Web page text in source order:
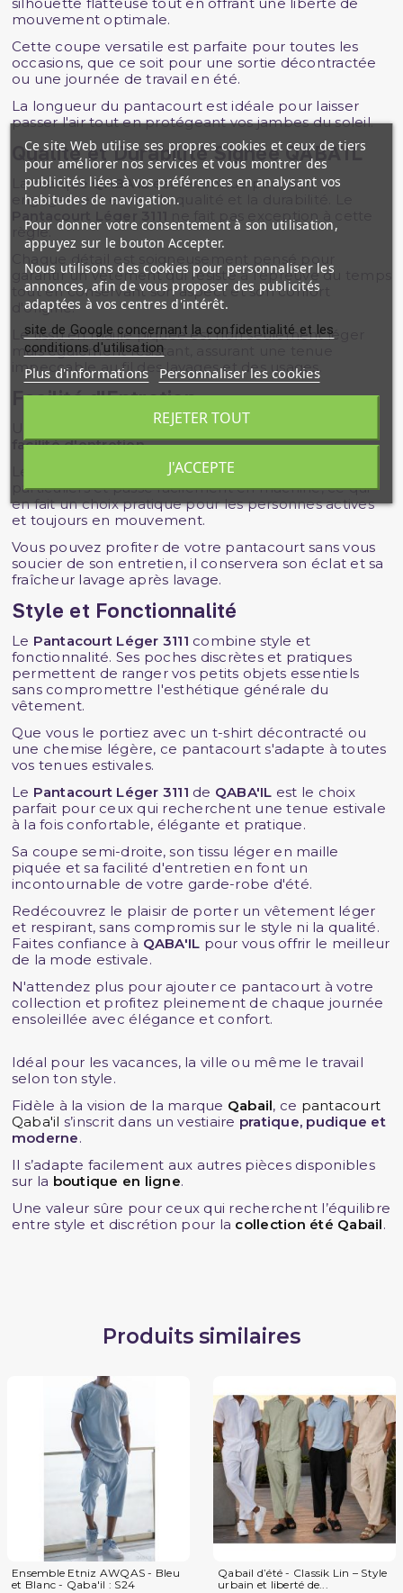
mouvement optimale.
Cette coupe versatile est parfaite pour toutes les
occasions, que ce soit pour une sortie décontractée
ou une journée de travail en été.
La longueur du pantacourt est idéale pour laisser
passer l'air tout en protégeant vos jambes du soleil.
Qualité et Durabilité Signée QABA'IL
La marqueQABA'ILest reconnue pour son
engagement envers la qualité et la durabilité. Le
Pantacourt Léger 3111
ne fait pas exception à cette
règle.
Chaque détail est soigneusement pensé pour
garantir un vêtement qui résiste à l'épreuve du temps
tout en conservant son aspect et son confort
d'origine.
Le tissu en maille piquée est non seulement léger
mais également résistant, assurant une tenue
impeccable au fil des lavages et des usages.
Facilité d'Entretien
Un autre avantage majeur de ce pantacourt est sa
facilité d'entretien.
Le tissu en maille piquée ne nécessite pas de soins
particuliers et passe facilement en machine, ce qui
en fait un choix pratique pour les personnes actives
et toujours en mouvement.
Vous pouvez profiter de votre pantacourt sans vous
soucier de son entretien, il conservera son éclat et sa
fraîcheur lavage après lavage.
Style et Fonctionnalité
Le Pantacourt Léger 3111 combine style et
fonctionnalité. Ses poches discrètes et pratiques
permettent de ranger vos petits objets essentiels
sans compromettre l'esthétique générale du
vêtement.
Que vous le portiez avec un t-shirt décontracté ou
une chemise légère, ce pantacourt s'adapte à toutes
vos tenues estivales.
Le Pantacourt Léger 3111 de QABA'IL est le choix
parfait pour ceux qui recherchent une tenue estivale
à la fois confortable, élégante et pratique.
Sa coupe semi-droite, son tissu léger en maille
piquée et sa facilité d'entretien en font un
incontournable de votre garde-robe d'été.
Redécouvrez le plaisir de porter un vêtement léger
et respirant, sans compromis sur le style ni la qualité.
Faites confiance à QABA'IL pour vous offrir le meilleur
de la mode estivale.
N'attendez plus pour ajouter ce pantacourt à votre
collection et profitez pleinement de chaque journée
ensoleillée avec élégance et confort.
Idéal pour les vacances, la ville ou même le travail
selon ton style.
Fidèle à la vision de la marque Qabail, ce pantacourt
Qaba'il s’inscrit dans un vestiaire pratique, pudique et
moderne.
Il s’adapte facilement aux autres pièces disponibles
sur la boutique en ligne.
Une valeur sûre pour ceux qui recherchent l’équilibre
entre style et discrétion pour la collection été Qabail.
Produits similaires
Ensemble Etniz AWQAS - Bleu
et Blanc - Qaba'il : S24
Qabail d’été - Classik Lin – Style
urbain et liberté de...
Ce site Web utilise ses propres cookies et ceux de tiers
pour améliorer nos services et vous montrer des
publicités liées à vos préférences en analysant vos
habitudes de navigation.
Pour donner votre consentement à son utilisation,
appuyez sur le bouton Accepter.
Nous utilisons des cookies pour personnaliser les
annonces, afin de vous proposer des publicités
adaptées à vos centres d'intérêt.
site de Google concernant la confidentialité et les
conditions d'utilisation
Plus d'informations Personnaliser les cookies
REJETER TOUT
J'ACCEPTE